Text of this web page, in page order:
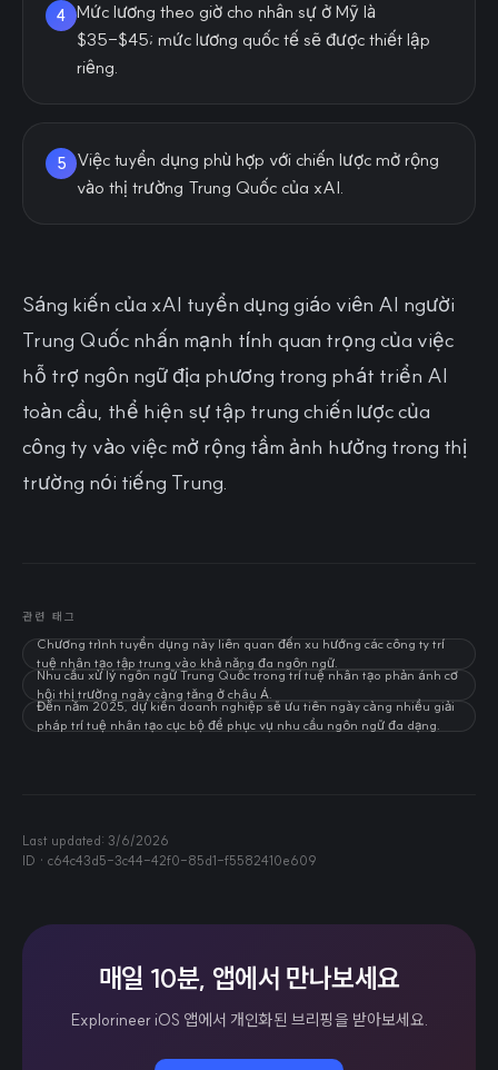
4 Mức lương theo giờ cho nhân sự ở Mỹ là
$35-$45; mức lương quốc tế sẽ được thiết lập
riêng.
5
Việc tuyển dụng phù hợp với chiến lược mở rộng
vào thị trường Trung Quốc của xAI.
Sáng kiến của xAI tuyển dụng giáo viên AI người
Trung Quốc nhấn mạnh tính quan trọng của việc
hỗ trợ ngôn ngữ địa phương trong phát triển AI
toàn cầu, thể hiện sự tập trung chiến lược của
công ty vào việc mở rộng tầm ảnh hưởng trong thị
trường nói tiếng Trung.
관련 태그
Chương trình tuyển dụng này liên quan đến xu hướng các công ty trí
tuệ nhân tạo tập trung vào khả năng đa ngôn ngữ.
Nhu cầu xử lý ngôn ngữ Trung Quốc trong trí tuệ nhân tạo phản ánh cơ
hội thị trường ngày càng tăng ở châu Á.
Đến năm 2025, dự kiến doanh nghiệp sẽ ưu tiên ngày càng nhiều giải
pháp trí tuệ nhân tạo cục bộ để phục vụ nhu cầu ngôn ngữ đa dạng.
Last updated: 3/6/2026
ID · c64c43d5-3c44-42f0-85d1-f5582410e609
매일 10분, 앱에서 만나보세요
Explorineer iOS 앱에서 개인화된 브리핑을 받아보세요.